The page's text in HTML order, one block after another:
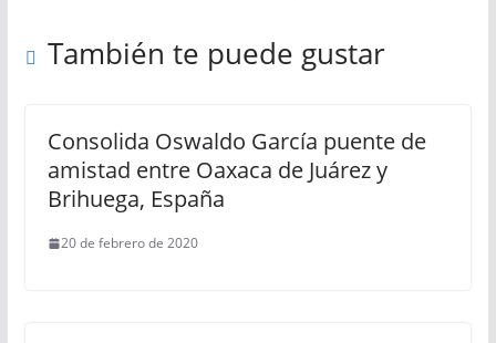
También te puede gustar
Consolida Oswaldo García puente de
amistad entre Oaxaca de Juárez y
Brihuega, España
20 de febrero de 2020